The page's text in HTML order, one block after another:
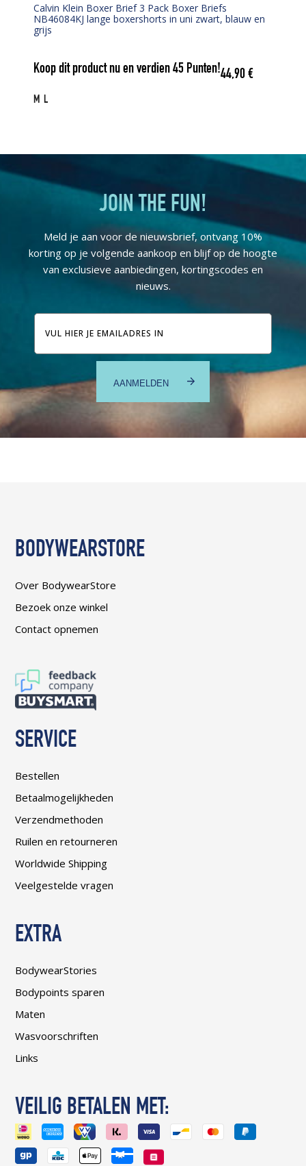
Calvin Klein Boxer Brief 3 Pack Boxer Briefs
NB46084KJ lange boxershorts in uni zwart, blauw en
grijs
Koop dit product nu en verdien45 Punten!44,90€
M L
JOIN THE FUN!
Meld je aan voor de nieuwsbrief, ontvang 10%
korting op je volgende aankoop en blijf op de hoogte
van exclusieve aanbiedingen, kortingscodes en
nieuws.
E-
mailadres
BODYWEARSTORE
Over BodywearStore
Bezoek onze winkel
Contact opnemen
SERVICE
Bestellen
Betaalmogelijkheden
Verzendmethoden
Ruilen en retourneren
Worldwide Shipping
Veelgestelde vragen
EXTRA
BodywearStories
Bodypoints sparen
Maten
Wasvoorschriften
Links
VEILIG BETALEN MET: